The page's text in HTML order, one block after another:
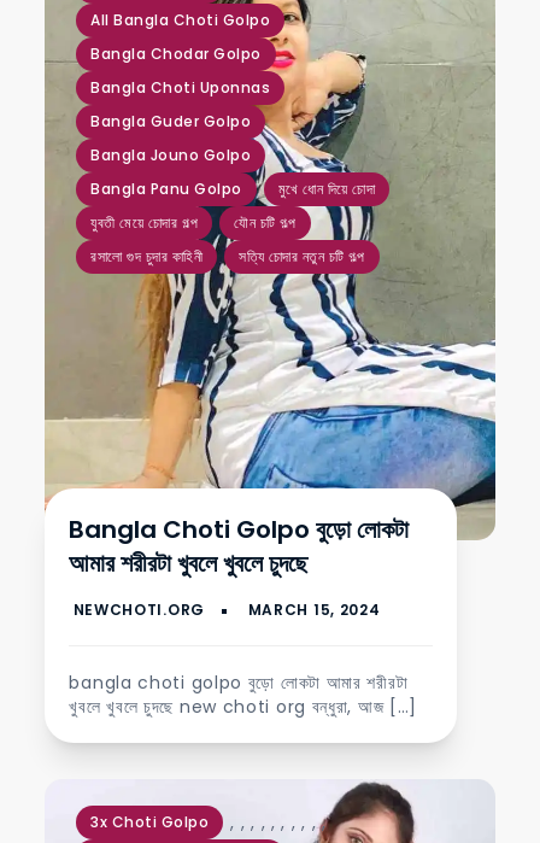
All Bangla Choti Golpo
Bangla Chodar Golpo
Bangla Choti Uponnas
Bangla Guder Golpo
Bangla Jouno Golpo
Bangla Panu Golpo মুখে ধোন দিয়ে চোদা
যুবতী মেয়ে চোদার গল্প যৌন চটি গল্প
রসালো গুদ চুদার কাহিনী সত্যি চোদার নতুন চটি গল্প
Bangla Choti Golpo বুড়ো লোকটা
আমার শরীরটা খুবলে খুবলে চুদছে
bangla choti golpo বুড়ো লোকটা আমার শরীরটা
খুবলে খুবলে চুদছে new choti org বন্ধুরা, আজ […]
3x Choti Golpo , ,, ,,, ,, ,,